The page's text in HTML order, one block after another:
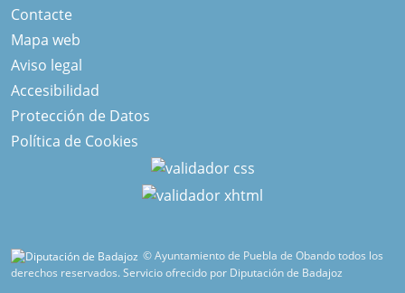
Contacte
Mapa web
Aviso legal
Accesibilidad
Protección de Datos
Política de Cookies
© Ayuntamiento de Puebla de Obando todos los
derechos reservados.Servicio ofrecido por Diputación de Badajoz